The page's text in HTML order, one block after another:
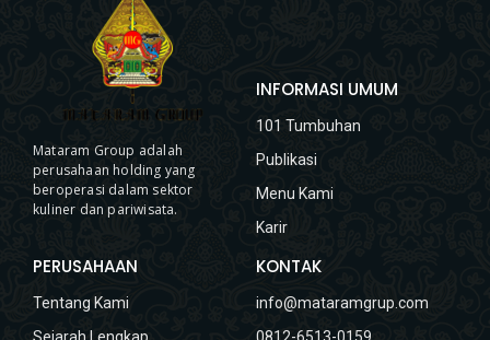
Mataram Group adalah
perusahaan holding yang
beroperasi dalam sektor
kuliner dan pariwisata.
INFORMASI UMUM
101 Tumbuhan
Publikasi
Menu Kami
Karir
PERUSAHAAN
Tentang Kami
KONTAK
info@mataramgrup.com